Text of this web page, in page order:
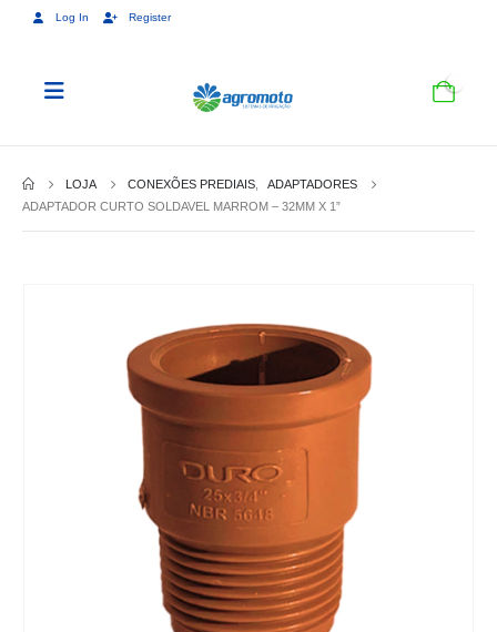
Log In Register
LOJA CONEXÕES PREDIAIS
ADAPTADORES
ADAPTADOR CURTO SOLDAVEL MARROM – 32MM X 1”